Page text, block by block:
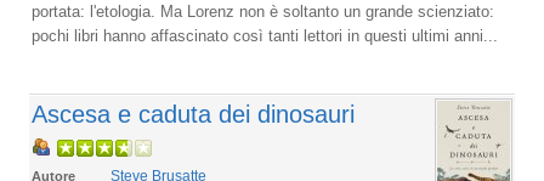
portata: l'etologia. Ma Lorenz non è soltanto un grande scienziato:
pochi libri hanno affascinato così tanti lettori in questi ultimi anni...
Ascesa e caduta dei dinosauri
Autore Steve Brusatte